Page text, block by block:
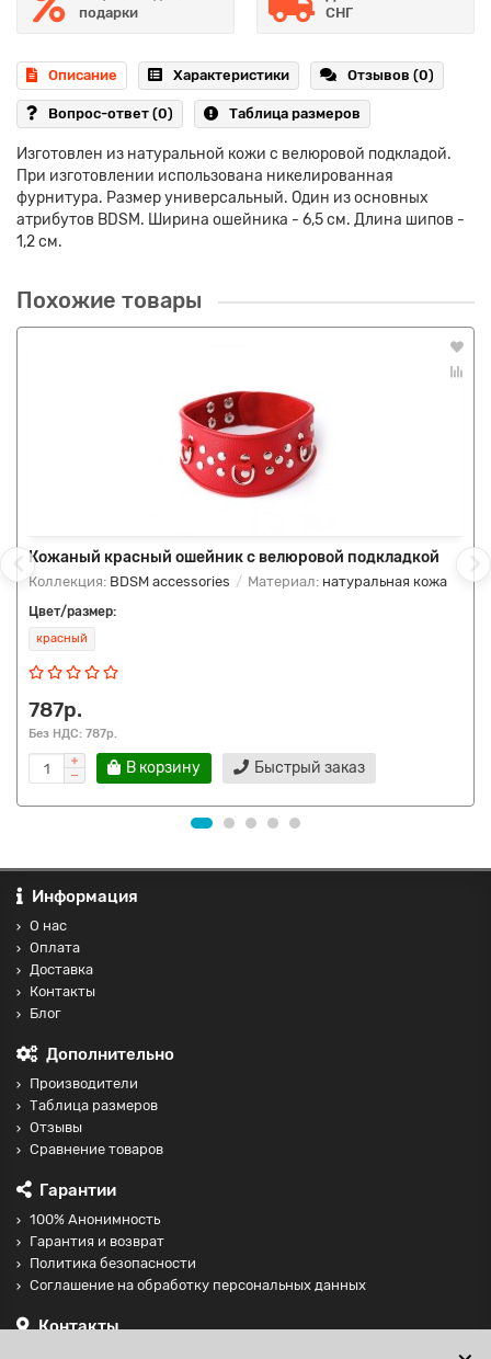
подарки
СНГ
Описание Характеристики Отзывов (0)
Вопрос-ответ (0) Таблица размеров
Изготовлен из натуральной кожи с велюровой подкладой.
При изготовлении использована никелированная
фурнитура. Размер универсальный. Один из основных
атрибутов BDSM. Ширина ошейника - 6,5 см. Длина шипов -
1,2 см.
Похожие товары
Кожаный красный ошейник с велюровой подкладкой
Коллекция: BDSM accessories Материал: натуральная кожа
Цвет/размер:
красный
787р.
Без НДС: 787р.
В корзину Быстрый заказ
Информация
О нас
Оплата
Доставка
Контакты
Блог
Дополнительно
Производители
Таблица размеров
Отзывы
Сравнение товаров
Гарантии
100% Анонимность
Гарантия и возврат
Политика безопасности
Соглашение на обработку персональных данных
Контакты